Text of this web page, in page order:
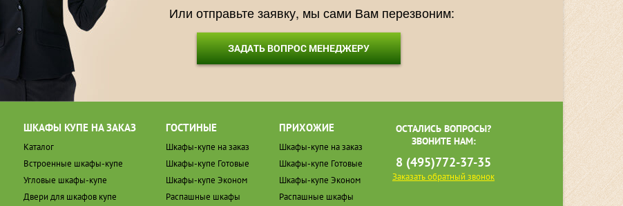
Или отправьте заявку, мы сами Вам перезвоним:
ЗАДАТЬ ВОПРОС МЕНЕДЖЕРУ
ШКАФЫ КУПЕ НА ЗАКАЗ
Каталог
Встроенные шкафы-купе
Угловые шкафы-купе
Двери для шкафов купе
ГОСТИНЫЕ
Шкафы-купе на заказ
Шкафы-купе Готовые
Шкафы-купе Эконом
Распашные шкафы
ПРИХОЖИЕ
Шкафы-купе на заказ
Шкафы-купе Готовые
Шкафы-купе Эконом
Распашные шкафы
ОСТАЛИСЬ ВОПРОСЫ?
ЗВОНИТЕ НАМ:
8 (495)772-37-35
Заказать обратный звонок